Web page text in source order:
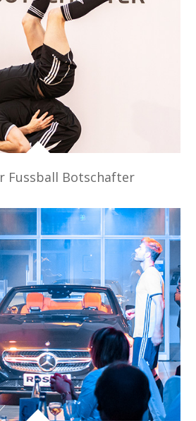
Fussball Botschafter